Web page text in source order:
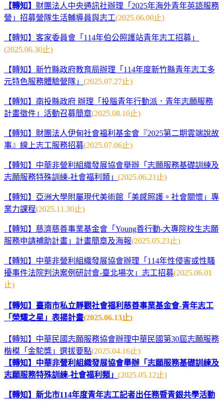
【轉知】 財團法人中央通訊社辦理「2025年海外青年英語服務
營」招募營隊生活輔導員與志工(2025.06.00止)
【轉知】客家委員會「114年伯公照護站青年志工招募」
(2025.06.30止)
【轉知】新竹縣政府教育局辦理「114年度新竹縣青年志工多
元特色服務體驗營隊」 (2025.07.27止)
【轉知】南投縣政府 辦理「投腦青年行動派．青年志願服務
計畫徵件」活動召募簡章(2025.08.10止)
【轉知】財團法人伊甸社會福利基金會『2025第二期雲端說故
事』線上志工服務招募(2025.07.06止)
【轉知】中華非營利組織發展協會舉辦「志願服務基礎訓練及
志願服務特殊訓練-社會福利類」 (2025.06.21止)
【轉知】亞洲大學附屬現代美術館「美感照護。社會關懷」專
業力課程(2025.11.30止)
【轉知】慈濟慈善事業基金會「Young善行動-大專院校生志願
服務申請補助計畫」計畫簡章及海報(2025.05.23止)
【轉知】中華非營利組織發展協會辦理「114年性侵害或性騷
擾事件法院判決案例研討會-臺北場次」志工招募(2025.06.01
止)
【轉知】臺南市私立靜觀社會福利慈善事業基金會-青年志工
「榮耀之星」表揚計畫(2025.06.13止)
【轉知】中華民國志願服務協會辦理中華民國第30屆志願服務
楷模「金駝獎」選拔要點(2025.04.16止)
【轉知】中華非營利組織發展協會舉辦「志願服務基礎訓練及
志願服務特殊訓練-社會福利類」 (2025.05.12止)
【轉知】新北市114年度青年志工記者出任務暨青銀共學活動